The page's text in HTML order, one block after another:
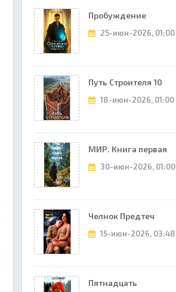
Пробуждение
25-июн-2026, 01:00
Путь Строителя 10
18-июн-2026, 01:00
МИР. Книга первая
30-июн-2026, 01:00
Челнок Предтеч
15-июн-2026, 03:48
Пятнадцать